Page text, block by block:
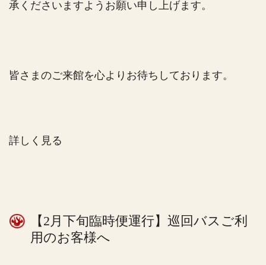
承くださいますようお願い申し上げます。
皆さまのご来館を心よりお待ちしております。
詳しく見る
【2月下旬臨時便運行】巡回バスご利
用のお客様へ